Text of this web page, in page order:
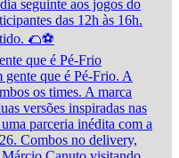
que é Pé-Frio